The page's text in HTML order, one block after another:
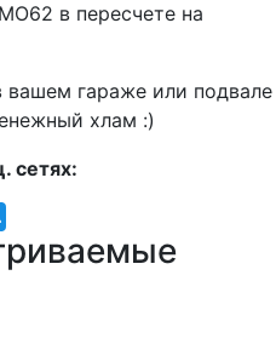
в пересчете на
гараже или подвале
хлам :)
сетях: